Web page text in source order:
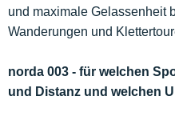
und maximale Gelassenheit
Wanderungen und
norda 003 - für welchen
und Distanz und welchen